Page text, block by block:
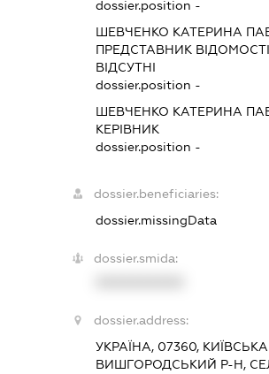
dossier.position -
ШЕВЧЕНКО КАТЕРИНА
ПРЕДСТАВНИКВІДОМОСТІ
ВІДСУТНІ
dossier.position -
ШЕВЧЕНКО КАТЕРИНА
КЕРІВНИК
dossier.position -
dossier.beneficiaries:
dossier.missingData
dossier.smida:
dossier.address:
УКРАЇНА, 07360,
ВИШГОРОДСЬКИЙ Р-Н,